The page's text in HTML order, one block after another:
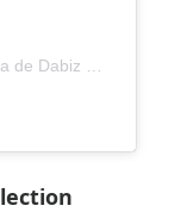
(@dabizdiverxo)